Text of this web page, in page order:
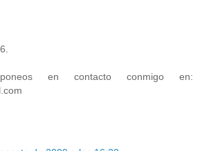
en contacto conmigo en: